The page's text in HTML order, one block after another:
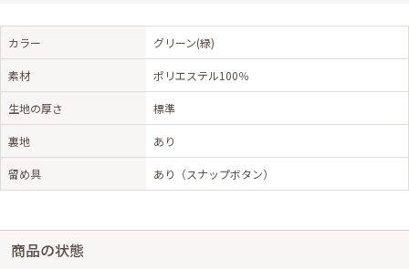
カラー グリーン(緑)
素材 ポリエステル100％
生地の厚さ 標準
裏地 あり
留め具 あり（スナップボタン）
商品の状態